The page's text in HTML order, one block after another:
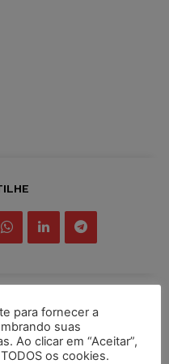
para fornecer a
suas
Ao clicar em “Aceitar”,
os cookies.